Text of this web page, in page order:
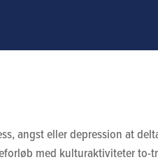
angst eller depression at
med kulturaktiviteter